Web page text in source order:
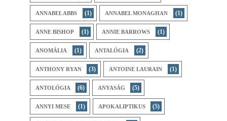
ANNABEL ABBS (1) ANNABEL MONAGHAN (1)
ANNE BISHOP (1) ANNIE BARROWS (1)
ANOMÁLIA (1) ANTALÓGIA (2)
ANTHONY RYAN (3) ANTOINE LAURAIN (1)
ANTOLÓGIA (6) ANYASÁG (5)
ANNYI MESE (1) APOKALIPTIKUS (5)